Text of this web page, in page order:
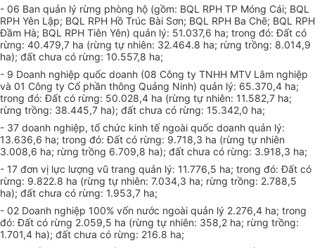
- 06 Ban quản lý rừng phòng hộ (gồm: BQL RPH TP Móng Cái; BQL
RPH Yên Lập; BQL RPH Hồ Trúc Bài Sơn; BQL RPH Ba Chẽ; BQL RPH
Đầm Hà; BQL RPH Tiên Yên) quản lý: 51.037,6 ha; trong đó: Đất có
rừng: 40.479,7 ha (rừng tự nhiên: 32.464.8 ha; rừng trồng: 8.014,9
ha); đất chưa có rừng: 10.557,8 ha;
- 9 Doanh nghiệp quốc doanh (08 Công ty TNHH MTV Lâm nghiệp
và 01 Công ty Cổ phần thông Quảng Ninh) quản lý: 65.370,4 ha;
trong đó: Đất có rừng: 50.028,4 ha (rừng tự nhiên: 11.582,7 ha;
rừng trồng: 38.445,7 ha); đất chưa có rừng: 15.342,0 ha;
- 37 doanh nghiệp, tổ chức kinh tế ngoài quốc doanh quản lý:
13.636,6 ha; trong đó: Đất có rừng: 9.718,3 ha (rừng tự nhiên
3.008,6 ha; rừng trồng 6.709,8 ha); đất chưa có rừng: 3.918,3 ha;
- 17 đơn vị lực lượng vũ trang quản lý: 11.776,5 ha; trong đó: Đất có
rừng: 9.822.8 ha (rừng tự nhiên: 7.034,3 ha; rừng trồng: 2.788,5
ha); đất chưa có rừng: 1.953,7 ha;
- 02 Doanh nghiệp 100% vốn nước ngoài quản lý 2.276,4 ha; trong
đó: Đất có rừng 2.059,5 ha (rừng tự nhiên: 358,2 ha; rừng trồng:
1.701,4 ha); đất chưa có rừng: 216.8 ha;